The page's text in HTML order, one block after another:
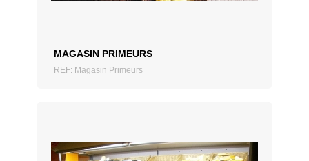
MAGASIN PRIMEURS
REF: Magasin Primeurs